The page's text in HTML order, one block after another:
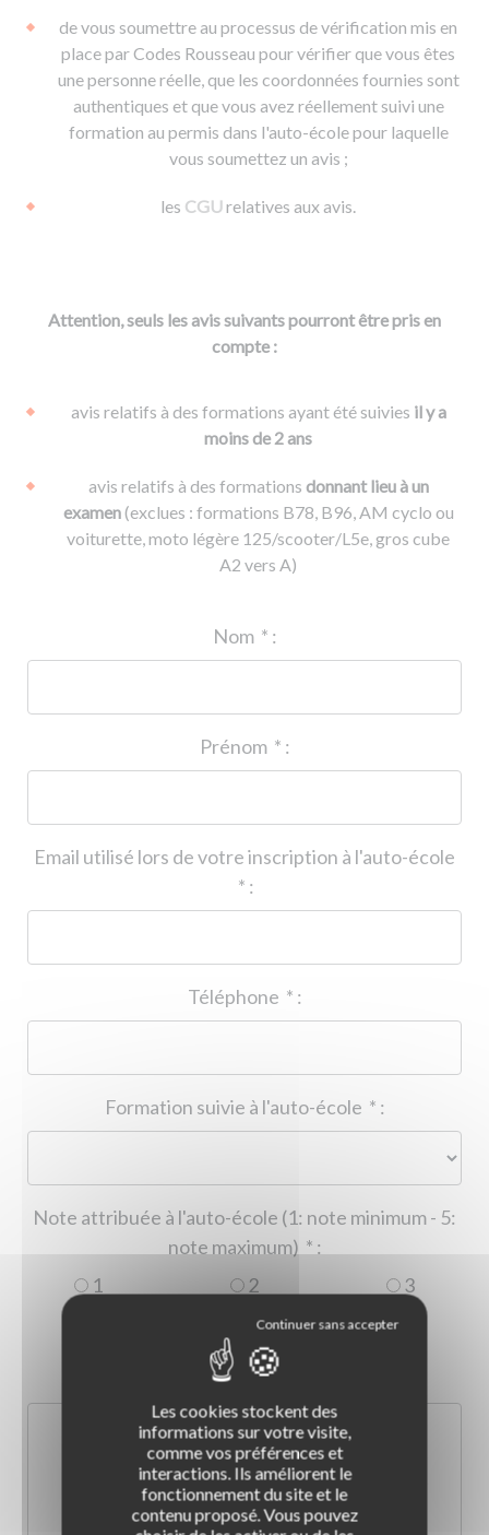
de vous soumettre au processus de vérification mis en
place par Codes Rousseau pour vérifier que vous êtes
une personne réelle, que les coordonnées fournies sont
authentiques et que vous avez réellement suivi une
formation au permis dans l'auto-école pour laquelle
vous soumettez un avis ;
les CGUrelatives aux avis.
Attention, seuls les avis suivants pourront être pris en
compte :
avis relatifs à des formations ayant été suivies il y a
moins de 2 ans
avis relatifs à des formations donnant lieu à un
examen(exclues : formations B78, B96, AM cyclo ou
voiturette, moto légère 125/scooter/L5e, gros cube
A2 vers A)
* :
* :
Email utilisé lors de votre inscription à l'auto-école
* :
* :
* :
Note attribuée à l'auto-école (1: note minimum - 5:
* :
1
2
3
5
Les cookies stockent des
informations sur votre visite,
comme vos préférences et
interactions. Ils améliorent le
fonctionnement du site et le
contenu proposé. Vous pouvez